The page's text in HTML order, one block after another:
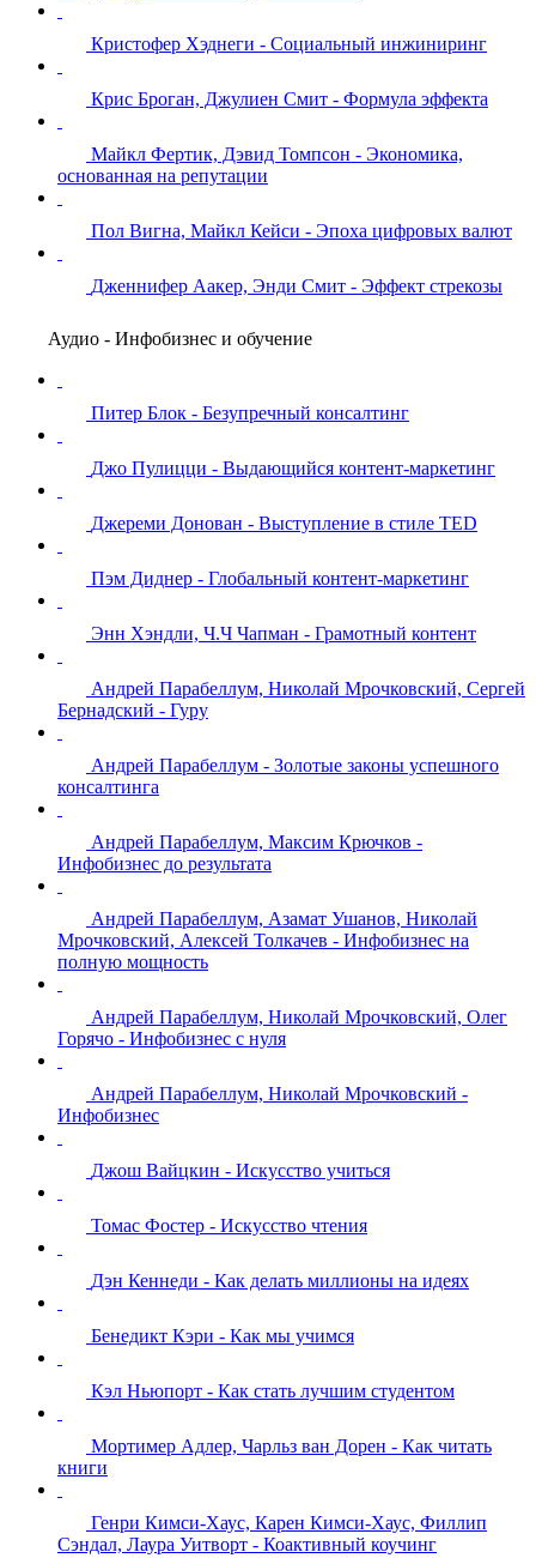
Кристофер Хэднеги - Социальный инжиниринг
Крис Броган, Джулиен Смит - Формула эффекта
Майкл Фертик, Дэвид Томпсон - Экономика,
основанная на репутации
Пол Вигна, Майкл Кейси - Эпоха цифровых валют
Дженнифер Аакер, Энди Смит - Эффект стрекозы
Аудио - Инфобизнес и обучение
Питер Блок - Безупречный консалтинг
Джо Пулицци - Выдающийся контент-маркетинг
Джереми Донован - Выступление в стиле TED
Пэм Диднер - Глобальный контент-маркетинг
Энн Хэндли, Ч.Ч Чапман - Грамотный контент
Андрей Парабеллум, Николай Мрочковский, Сергей
Бернадский - Гуру
Андрей Парабеллум - Золотые законы успешного
консалтинга
Андрей Парабеллум, Максим Крючков -
Инфобизнес до результата
Андрей Парабеллум, Азамат Ушанов, Николай
Мрочковский, Алексей Толкачев - Инфобизнес на
полную мощность
Андрей Парабеллум, Николай Мрочковский, Олег
Горячо - Инфобизнес с нуля
Андрей Парабеллум, Николай Мрочковский -
Инфобизнес
Джош Вайцкин - Искусство учиться
Томас Фостер - Искусство чтения
Дэн Кеннеди - Как делать миллионы на идеях
Бенедикт Кэри - Как мы учимся
Кэл Ньюпорт - Как стать лучшим студентом
Мортимер Адлер, Чарльз ван Дорен - Как читать
книги
Генри Кимси-Хаус, Карен Кимси-Хаус, Филлип
Сэндал, Лаура Уитворт - Коактивный коучинг